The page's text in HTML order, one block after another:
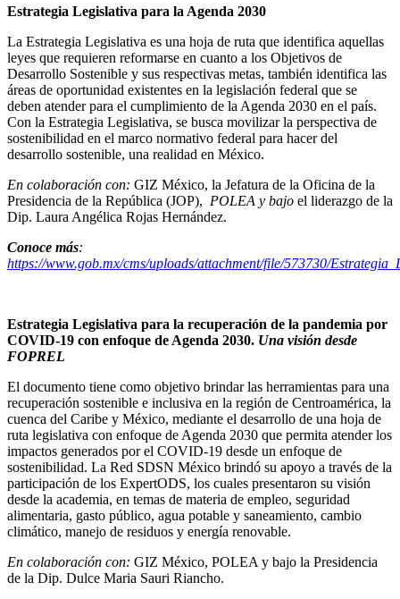
Estrategia Legislativa para la Agenda 2030
La Estrategia Legislativa es una hoja de ruta que identifica aquellas
leyes que requieren reformarse en cuanto a los Objetivos de
Desarrollo Sostenible y sus respectivas metas, también identifica las
áreas de oportunidad existentes en la legislación federal que se
deben atender para el cumplimiento de la Agenda 2030 en el país.
Con la Estrategia Legislativa, se busca movilizar la perspectiva de
sostenibilidad en el marco normativo federal para hacer del
desarrollo sostenible, una realidad en México.
En colaboración con: GIZ México, la Jefatura de la Oficina de la
Presidencia de la República (JOP), POLEA y bajo el liderazgo de la
Dip. Laura Angélica Rojas Hernández.
Conoce más:
https://www.gob.mx/cms/uploads/attachment/file/573730/
Estrategia Legislativa para la recuperación de la pandemia por
COVID-19 con enfoque de Agenda 2030. Una visión desde
FOPREL
El documento tiene como objetivo brindar las herramientas para una
recuperación sostenible e inclusiva en la región de Centroamérica, la
cuenca del Caribe y México, mediante el desarrollo de una hoja de
ruta legislativa con enfoque de Agenda 2030 que permita atender los
impactos generados por el COVID-19 desde un enfoque de
sostenibilidad. La Red SDSN México brindó su apoyo a través de la
participación de los ExpertODS, los cuales presentaron su visión
desde la academia, en temas de materia de empleo, seguridad
alimentaria, gasto público, agua potable y saneamiento, cambio
climático, manejo de residuos y energía renovable.
En colaboración con: GIZ México, POLEA y bajo la Presidencia
de la Dip. Dulce Maria Sauri Riancho.